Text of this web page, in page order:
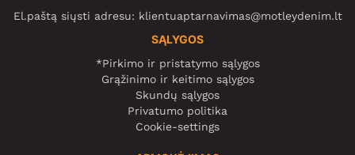
El.paštą siųsti adresu: klientuaptarnavimas@motleydenim.lt
SĄLYGOS
*Pirkimo ir pristatymo sąlygos
Grąžinimo ir keitimo sąlygos
Skundų sąlygos
Privatumo politika
Cookie-settings